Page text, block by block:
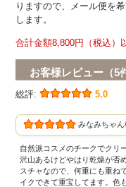
りますので、メール便を
します。
合計金額8,800円（税込）
お客様レビュー（5
総評: 5.0
みなみちゃん
自然派コスメのチークでクリ
沢山あるけどやはり乾燥が否
スチャなので、何重にも重ね
イクできて重宝してます。色